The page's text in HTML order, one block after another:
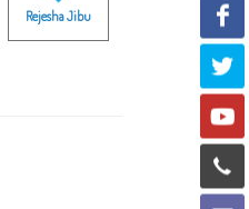
Rejesha Jibu